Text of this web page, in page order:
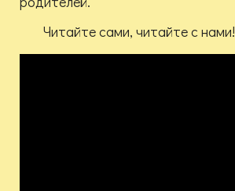
Читайте сами, читайте с нами!